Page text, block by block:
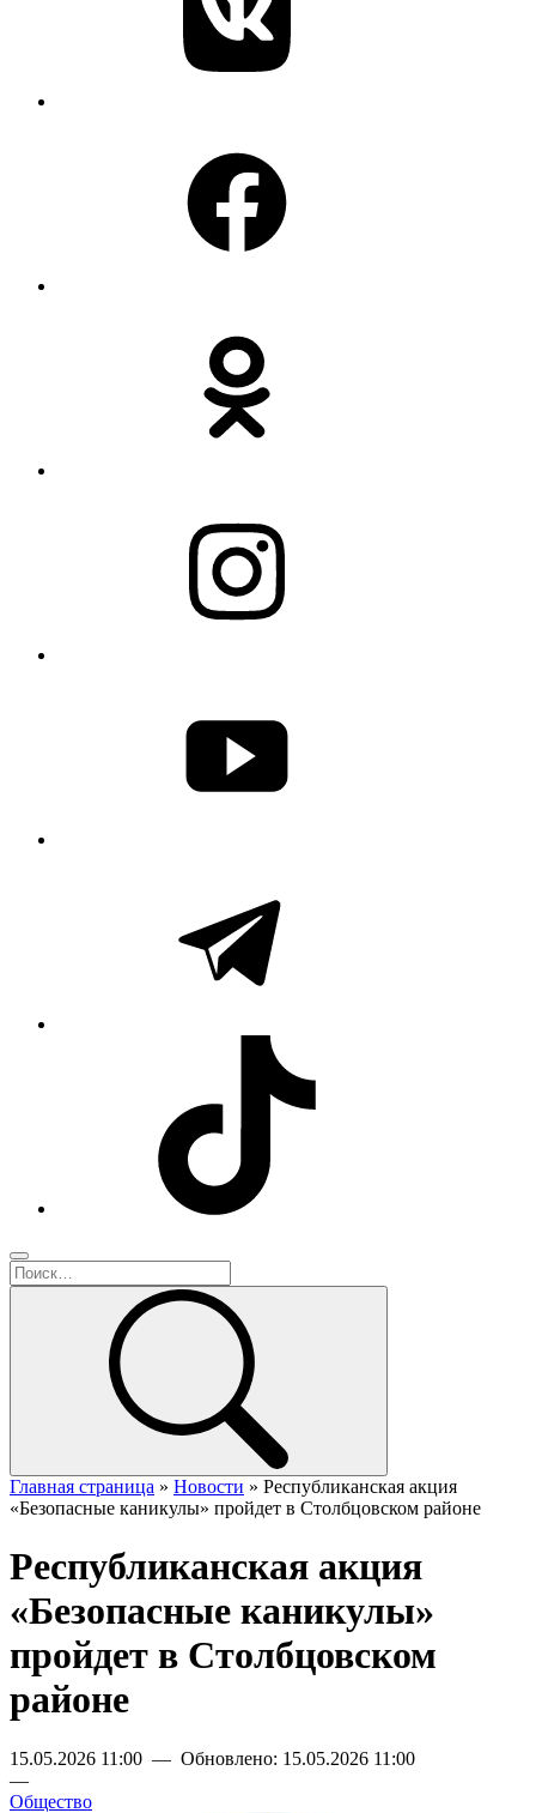
Главная страница » Новости » Республиканская акция
«Безопасные каникулы» пройдет в Столбцовском районе
Республиканская акция
«Безопасные каникулы»
пройдет в Столбцовском
районе
15.05.2026 11:00 — Обновлено: 15.05.2026 11:00
—
Общество